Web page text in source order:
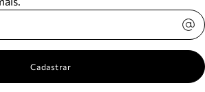
Cadastrar